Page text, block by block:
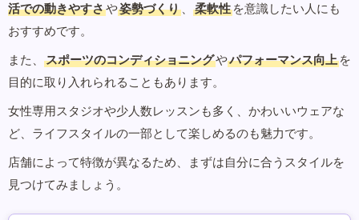
活での動きやすさや姿勢づくり 、 柔軟性 を意識したい人にも
おすすめです。
また、
スポーツのコンディショニングやパフォーマンス向上 を
目的に取り入れられることもあります。
女性専用スタジオや少人数レッスンも多く、かわいいウェアな
ど、ライフスタイルの一部として楽しめるのも魅力です。
店舗によって特徴が異なるため、まずは自分に合うスタイルを
見つけてみましょう。